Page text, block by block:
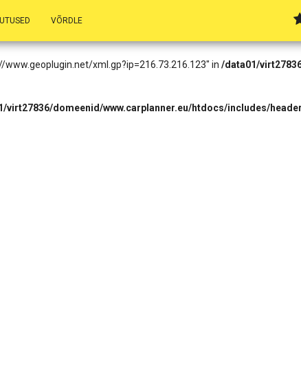
Failed to open stream: HTTP request failed! HTTP/1.1 403
xml.gp?ip=216.73.216.123" in /data01/
virt27836/domeenid/www.carplanner.eu/htdocs/includes/
VÕRDLE